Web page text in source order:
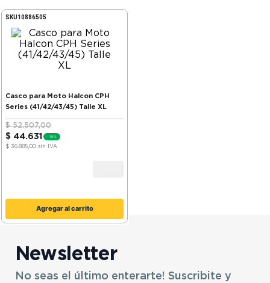
SKU10886505
Casco para Moto Halcon CPH
Series (41/42/43/45) Talle XL
$ 52.507,00
$ 44.631 -15%
$ 36.885,00 sin IVA
Agregar al carrito
Newsletter
No seas el último enterarte! Suscribite y